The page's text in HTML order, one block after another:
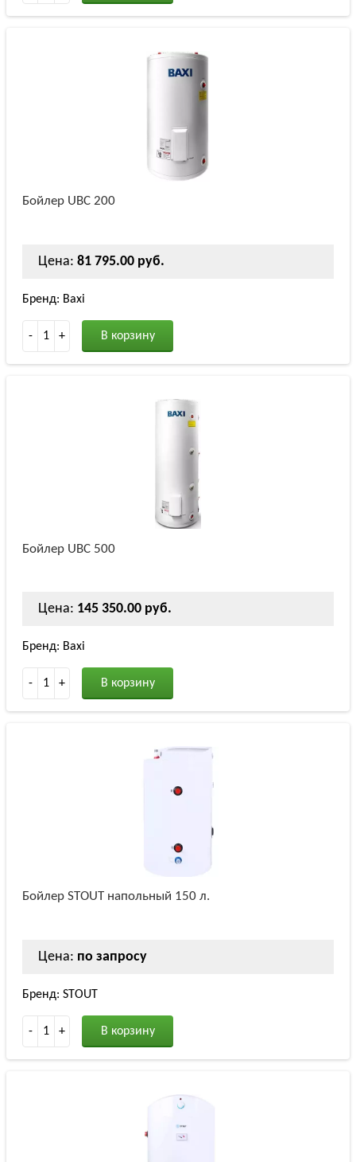
Бойлер UBC 200
Цена: 81 795.00 руб.
Бренд: Baxi
- 1 + В корзину
Бойлер UBC 500
Цена: 145 350.00 руб.
Бренд: Baxi
- 1 + В корзину
Бойлер STOUT напольный 150 л.
Цена: по запросу
Бренд: STOUT
- 1 + В корзину